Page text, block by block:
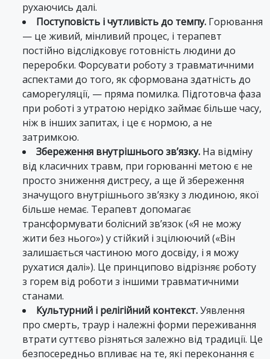
рухаючись далі.
Поступовість і чутливість до темпу. Горювання
— це живий, мінливий процес, і терапевт
постійно відслідковує готовність людини до
переробки. Форсувати роботу з травматичними
аспектами до того, як сформована здатність до
саморегуляції, — пряма помилка. Підготовча фаза
при роботі з утратою нерідко займає більше часу,
ніж в інших запитах, і це є нормою, а не
затримкою.
Збереження внутрішнього зв’язку. На відміну
від класичних травм, при горюванні метою є не
просто зниження дистресу, а ще й збереження
значущого внутрішнього зв’язку з людиною, якої
більше немає. Терапевт допомагає
трансформувати болісний зв’язок («Я не можу
жити без нього») у стійкий і зцілюючий («Він
залишається частиною мого досвіду, і я можу
рухатися далі»). Це принципово відрізняє роботу
з горем від роботи з іншими травматичними
станами.
Культурний і релігійний контекст.Уявлення
про смерть, траур і належні форми переживання
втрати суттєво різняться залежно від традиції. Це
безпосередньо впливає на те, які переконання є